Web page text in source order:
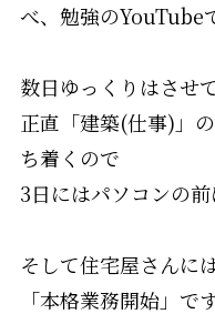
べ、勉強のYouTube
数日ゆっくりはさせ
正直「建築(仕事)」
ち着くので
3日にはパソコンの前
そして住宅屋さんに
「本格業務開始」です